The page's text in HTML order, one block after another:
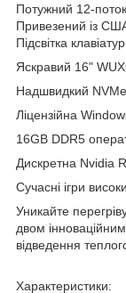
Потужний 12-
Привезений із
Підсвітка
Яскравий 16"
Надшвидкий
Ліцензійна
16GB DDR5
Дискретна Nvidia
Сучасні ігри
Уникайте
двом
відведення
Характеристики: